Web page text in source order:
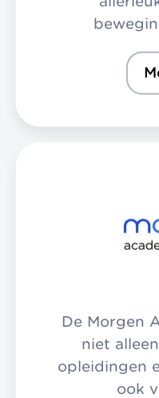
De Morgen
niet
opleidingen
ook